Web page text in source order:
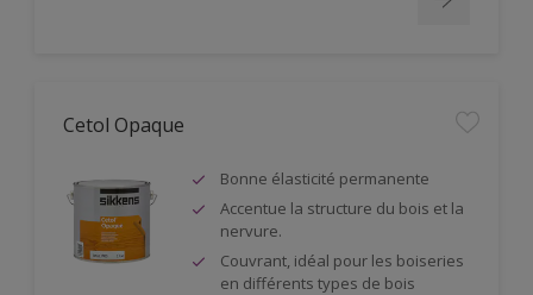
Cetol Opaque
Bonne élasticité permanente
Accentue la structure du bois et la
nervure.
Couvrant, idéal pour les boiseries
en différents types de bois